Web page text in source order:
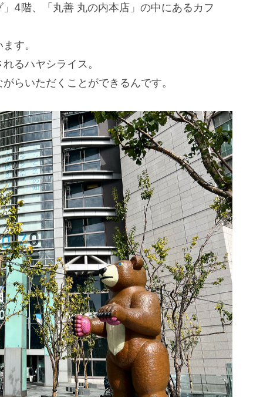
4階、「丸善 丸の内本店」の中にあるカフ
す。
るハヤシライス。
らいただくことができるんです。